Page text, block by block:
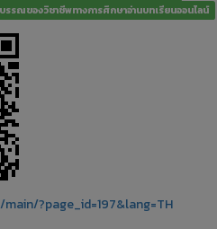
รรณของวิชาชีพทางการศึกษาอ่านบทเรียนออนไลน์
?page_id=197&lang=TH